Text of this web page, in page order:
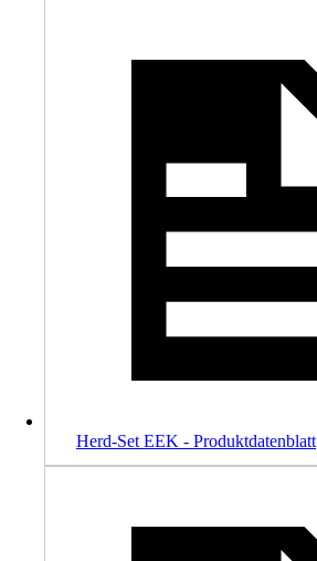
Herd-Set EEK - Produktdatenblatt